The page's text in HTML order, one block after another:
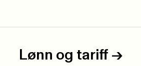
Lønn og tariff ->